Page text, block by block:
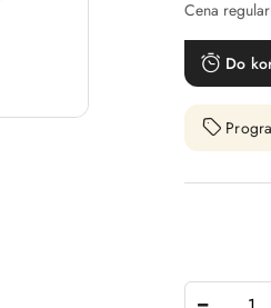
Cena
Do